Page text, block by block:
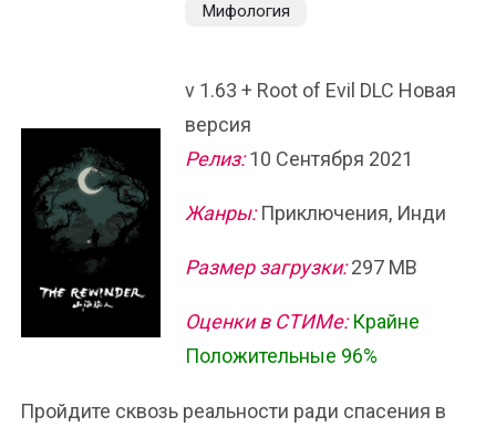
Мифология
v 1.63 + Root of Evil DLC Новая
версия
Релиз:10 Сентября 2021
Жанры:Приключения, Инди
Размер загрузки:297 MB
Оценки в СТИМе: Крайне
Положительные 96%
Пройдите сквозь реальности ради спасения в